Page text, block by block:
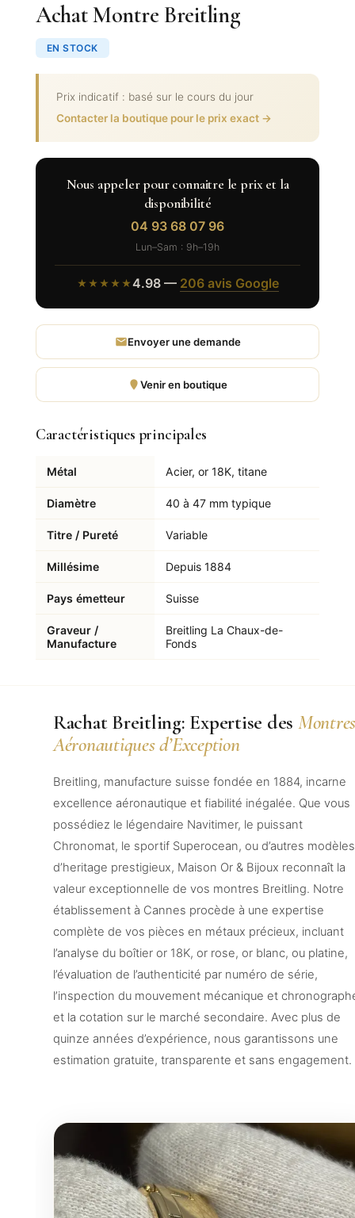
Achat Montre Breitling
EN STOCK
Prix indicatif : basé sur le cours du jour
Contacter la boutique pour le prix exact →
Nous appeler pour connaitre le prix et la
disponibilité
04 93 68 07 96
Lun–Sam : 9h–19h
★★★★★ 4.98 — 206 avis Google
Envoyer une demande
Venir en boutique
Caractéristiques principales
Métal Acier, or 18K, titane
Diamètre 40 à 47 mm typique
Titre / Pureté Variable
Millésime Depuis 1884
Pays émetteur Suisse
Graveur /
Manufacture
Breitling La Chaux-de-
Fonds
Rachat Breitling: Expertise des
Aéronautiques d’Exception
Breitling, manufacture suisse fondée en 1884, incarne
excellence aéronautique et fiabilité inégalée. Que vous
possédiez le légendaire Navitimer, le puissant
Chronomat, le sportif Superocean, ou d’autres modèles
d’heritage prestigieux, Maison Or & Bijoux reconnaît la
valeur exceptionnelle de vos montres Breitling. Notre
établissement à Cannes procède à une expertise
complète de vos pièces en métaux précieux, incluant
l’analyse du boîtier or 18K, or rose, or blanc, ou platine,
l’évaluation de l’authenticité par numéro de série,
l’inspection du mouvement mécanique et
et la cotation sur le marché secondaire. Avec plus de
quinze années d’expérience, nous garantissons une
estimation gratuite, transparente et sans engagement.